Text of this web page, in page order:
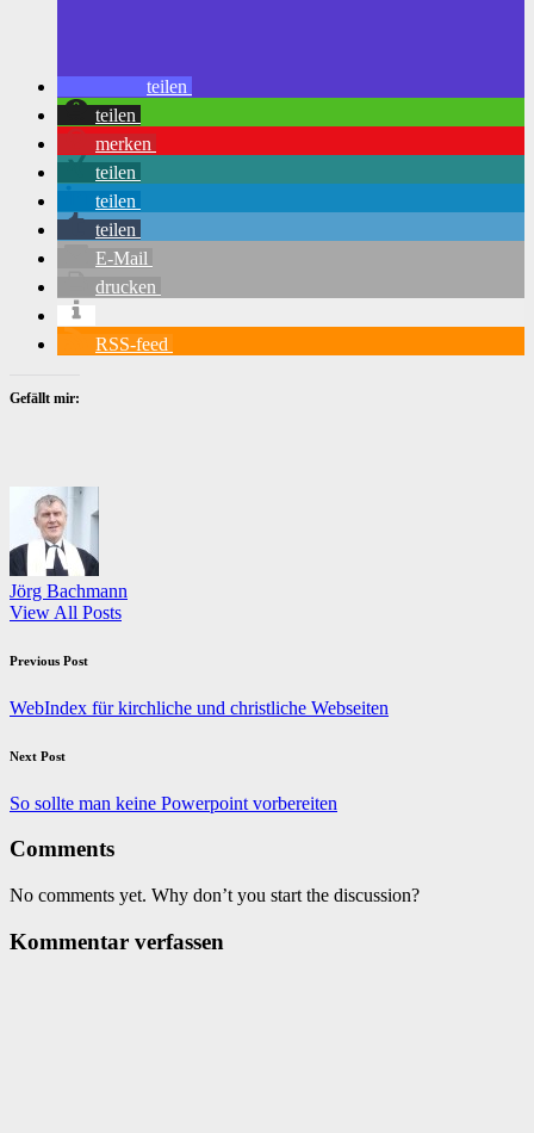
teilen
teilen
merken
teilen
teilen
teilen
E-Mail
drucken
RSS-feed
Gefällt mir:
Jörg Bachmann
View All Posts
Post
navigation
Previous Post
WebIndex für kirchliche und christliche Webseiten
Next Post
So sollte man keine Powerpoint vorbereiten
Comments
No comments yet. Why don’t you start the discussion?
Kommentar verfassen